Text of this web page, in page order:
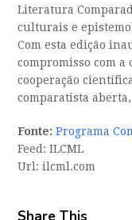
Literatura
culturais e
Com esta edição
compromisso com
cooperação
comparatista
Fonte: Programa
Feed: ILCML
Url: ilcml.com